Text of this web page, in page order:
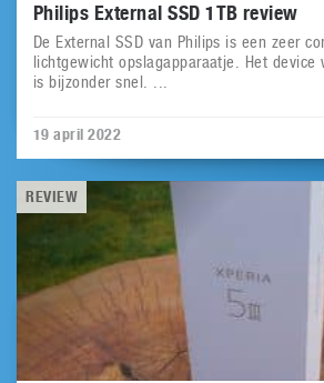
Philips External SSD 1TB review
De External SSD van Philips is een zeer
lichtgewicht opslagapparaatje. Het device
is bijzonder snel. ...
19 april 2022
REVIEW